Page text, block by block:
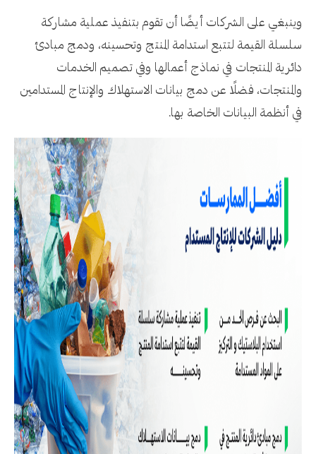
وينبغي على الشركات أيضًا أن تقوم بتنفيذ عملية مشاركة
سلسلة القيمة لتتبع استدامة المنتج وتحسينه، ودمج مبادئ
دائرية المنتجات في نماذج أعمالها وفي تصميم الخدمات
والمنتجات، فضلًا عن دمج بيانات الاستهلاك والإنتاج المستدامين
في أنظمة البيانات الخاصة بها.